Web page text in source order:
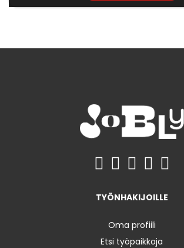
TYÖNHAKIJOILLE
Oma profiili
Etsi työpaikkoja